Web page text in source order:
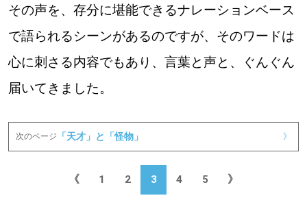
パートナーメディア Sitakkeパートナー
その声を、存分に堪能できるナレーションベース
で語られるシーンがあるのですが、そのワードは
心に刺さる内容でもあり、言葉と声と、ぐんぐん
届いてきました。
次のページ 「天才」と「怪物」 》
《 1 2 3 4 5 》